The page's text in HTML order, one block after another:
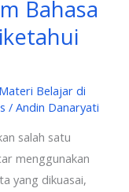
Bahasa
Materi Belajar di
/Andin Danaryati
salah satu
menggunakan
yang dikuasai,